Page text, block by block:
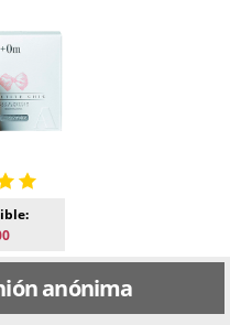
anónima